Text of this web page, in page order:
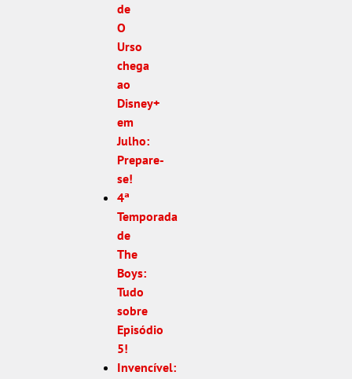
de
O
Urso
chega
ao
Disney+
em
Julho:
Prepare-
se!
4ª
Temporada
de
The
Boys:
Tudo
sobre
Episódio
5!
Invencível: